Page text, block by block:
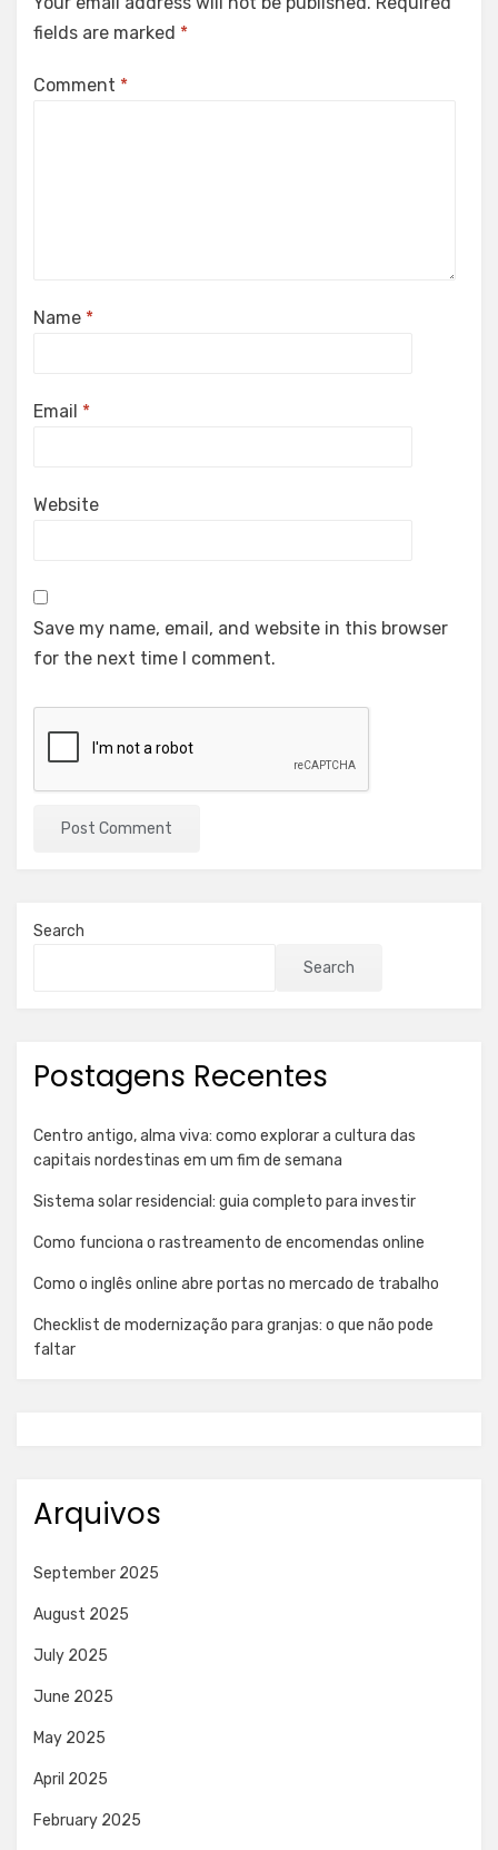
fields are marked *
Comment *
Name *
Email *
Website
Save my name, email, and website in this browser
for the next time I comment.
Search
Search
Postagens Recentes
Centro antigo, alma viva: como explorar a cultura das
capitais nordestinas em um fim de semana
Sistema solar residencial: guia completo para investir
Como funciona o rastreamento de encomendas online
Como o inglês online abre portas no mercado de trabalho
Checklist de modernização para granjas: o que não pode
faltar
Arquivos
September 2025
August 2025
July 2025
June 2025
May 2025
April 2025
February 2025